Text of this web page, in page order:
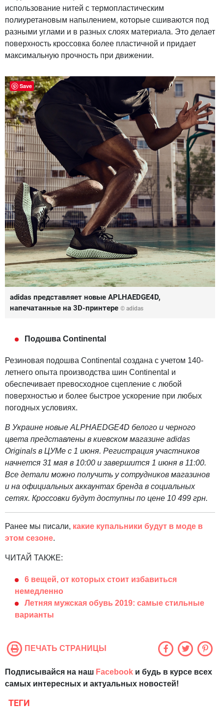
использование нитей с термопластическим
полиуретановым напылением, которые сшиваются под
разными углами и в разных слоях материала. Это делает
поверхность кроссовка более пластичной и придает
максимальную прочность при движении.
adidas представляет новые APLHAEDGE4D,
напечатанные на 3D-принтере © adidas
Подошва Continental
Резиновая подошва Continental создана с учетом 140-
летнего опыта производства шин Continental и
обеспечивает превосходное сцепление с любой
поверхностью и более быстрое ускорение при любых
погодных условиях.
В Украине новые ALPHAEDGE4D белого и черного
цвета представлены в киевском магазине adidas
Originals в ЦУМе c 1 июня. Регистрация участников
начнется 31 мая в 10:00 и завершится 1 июня в 11:00.
Все детали можно получить у сотрудников магазинов
и на официальных аккаунтах бренда в социальных
сетях. Кроссовки будут доступны по цене 10 499 грн.
Ранее мы писали, какие купальники будут в моде в
этом сезоне.
ЧИТАЙ ТАКЖЕ:
6 вещей, от которых стоит избавиться
немедленно
Летняя мужская обувь 2019: самые стильные
варианты
ПЕЧАТЬ СТРАНИЦЫ
Подписывайся на наш Facebook и будь в курсе всех
самых интересных и актуальных новостей!
ТЕГИ
Save